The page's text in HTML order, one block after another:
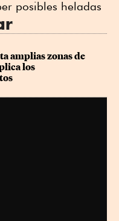
posibles heladas
amplias zonas de
los